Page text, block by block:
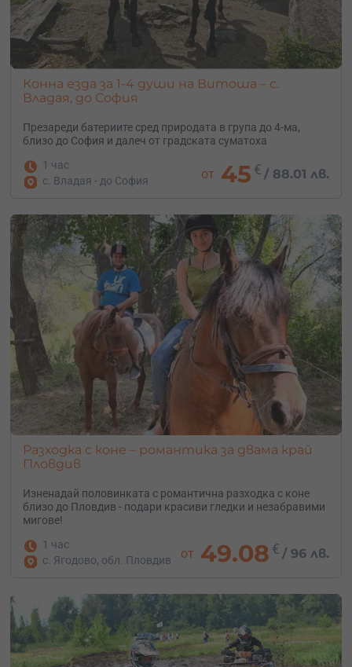
Конна езда за 1-4 души на Витоша – с.
Владая, до София
Презареди батериите сред природата в група до 4-ма,
близо до София и далеч от градската суматоха
1 час
с. Владая - до София
от 45 € /88.01 лв.
Разходка с коне – романтика за двама край
Пловдив
Изненадай половинката с романтична разходка с коне
близо до Пловдив - подари красиви гледки и незабравими
мигове!
1 час
с. Ягодово, обл. Пловдив
от 49.08 € /96 лв.